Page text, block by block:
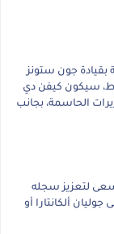
بقيادة جون ستونز
سيكون كيفن دي
الحاسمة، بجانب
يسعى لتعزيز سجله
ألكانتارا أو